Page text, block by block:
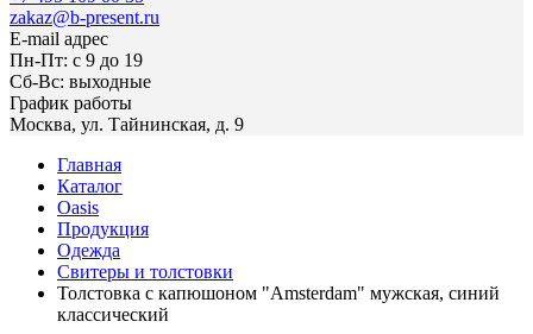
zakaz@b-present.ru
E-mail адрес
Пн-Пт: с 9 до 19
Сб-Вс: выходные
График работы
Москва, ул. Тайнинская, д. 9
Главная
Каталог
Oasis
Продукция
Одежда
Свитеры и толстовки
Толстовка с капюшоном "Amsterdam" мужская, синий
классический